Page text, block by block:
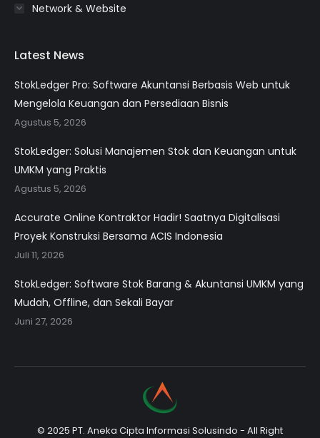
Network & Website
Latest News
StokLedger Pro: Software Akuntansi Berbasis Web untuk
Mengelola Keuangan dan Persediaan Bisnis
Agustus 5, 2026
StokLedger: Solusi Manajemen Stok dan Keuangan untuk
UMKM yang Praktis
Agustus 5, 2026
Accurate Online Kontraktor Hadir! Saatnya Digitalisasi
Proyek Konstruksi Bersama ACIS Indonesia
Juli 11, 2026
StokLedger: Software Stok Barang & Akuntansi UMKM yang
Mudah, Offline, dan Sekali Bayar
Juni 27, 2026
© 2025 PT. Aneka Cipta Informasi Solusindo - All Right